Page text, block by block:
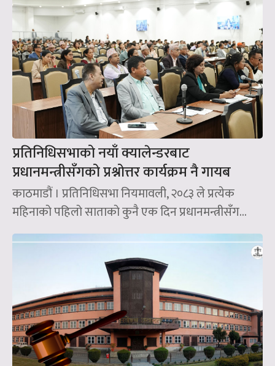
प्रतिनिधिसभाको नयाँ क्यालेन्डरबाट
प्रधानमन्त्रीसँगको प्रश्नोत्तर कार्यक्रम नै गायब
काठमाडौं । प्रतिनिधिसभा नियमावली, २०८३ ले प्रत्येक
महिनाको पहिलो साताको कुनै एक दिन प्रधानमन्त्रीसँग...